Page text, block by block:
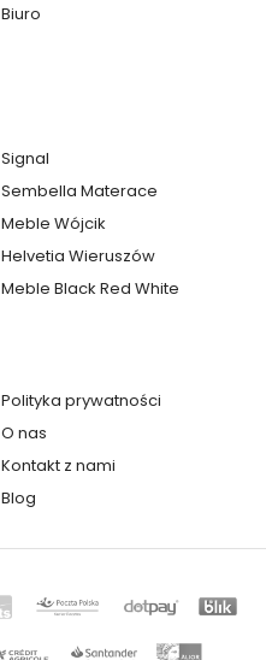
Biuro
Signal
Sembella Materace
Meble Wójcik
Helvetia Wieruszów
Meble Black Red White
Polityka prywatności
O nas
Kontakt z nami
Blog